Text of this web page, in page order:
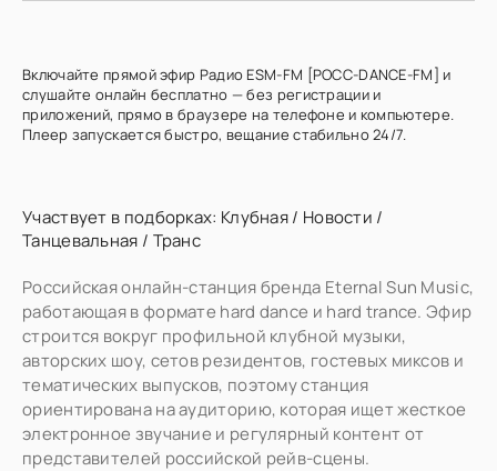
Включайте прямой эфир Радио ESM-FM [РОСС-DANCE-FM] и
слушайте онлайн бесплатно — без регистрации и
приложений, прямо в браузере на телефоне и компьютере.
Плеер запускается быстро, вещание стабильно 24/7.
Участвует в подборках: Клубная/ Новости /
Танцевальная / Транс
Российская онлайн-станция бренда Eternal Sun Music,
работающая в формате hard dance и hard trance. Эфир
строится вокруг профильной клубной музыки,
авторских шоу, сетов резидентов, гостевых миксов и
тематических выпусков, поэтому станция
ориентирована на аудиторию, которая ищет жесткое
электронное звучание и регулярный контент от
представителей российской рейв-сцены.